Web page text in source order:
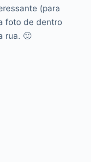
(para
foto de dentro
rua. 🙂